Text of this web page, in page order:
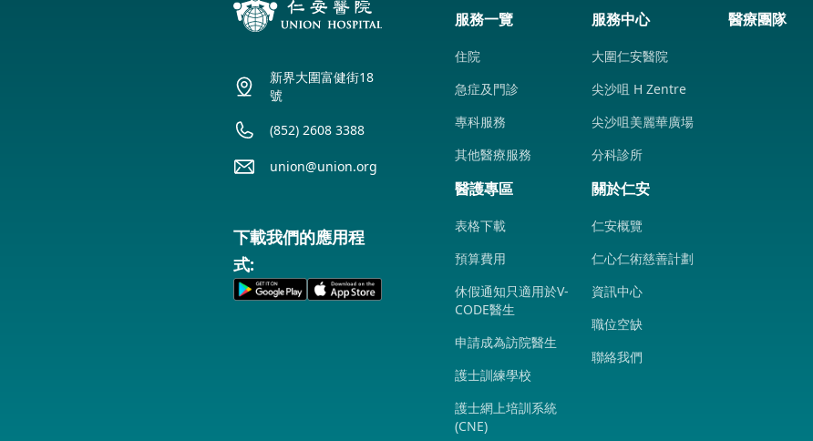
新界大圍富健街18
號
(852) 2608 3388
union@union.org
下載我們的應用程
式:
服務一覽
住院
急症及門診
專科服務
其他醫療服務
服務中心
大圍仁安醫院
尖沙咀 H Zentre
尖沙咀美麗華廣場
分科診所
醫療團隊
醫護專區
表格下載
預算費用
休假通知只適用於V-
CODE醫生
申請成為訪院醫生
護士訓練學校
護士網上培訓系統
(CNE)
關於仁安
仁安概覽
仁心仁術慈善計劃
資訊中心
職位空缺
聯絡我們